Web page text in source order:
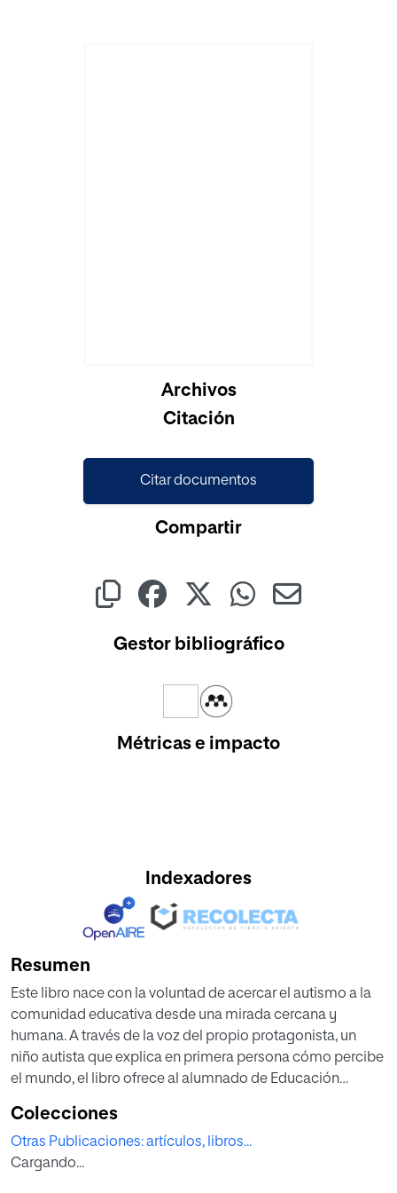
Archivos
Citación
Citar documentos
Compartir
Gestor bibliográfico
Métricas e impacto
Indexadores
Resumen
Este libro nace con la voluntad de acercar el autismo a la
comunidad educativa desde una mirada cercana y
humana. A través de la voz del propio protagonista, un
niño autista que explica en primera persona cómo percibe
el mundo, el libro ofrece al alumnado de Educación
de la neurodiversidad. Esta perspectiva personal permite
desmontar estereotipos, generar empatía y favorecer
actitudes inclusivas en edades tempranas, un aspecto
Colecciones
Otras Publicaciones: artículos, libros...
Cargando...